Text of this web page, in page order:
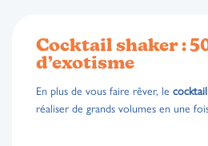
Cocktail shaker :
d’exotisme
En plus de vous faire rêver, le
réaliser de grands volumes en une